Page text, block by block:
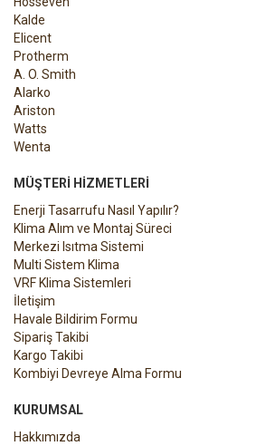
Kalde
Elicent
Protherm
A. O. Smith
Alarko
Ariston
Watts
Wenta
MÜŞTERI HIZMETLERI
Enerji Tasarrufu Nasıl Yapılır?
Klima Alım ve Montaj Süreci
Merkezi Isıtma Sistemi
Multi Sistem Klima
VRF Klima Sistemleri
İletişim
Havale Bildirim Formu
Sipariş Takibi
Kargo Takibi
Kombiyi Devreye Alma Formu
KURUMSAL
Hakkımızda